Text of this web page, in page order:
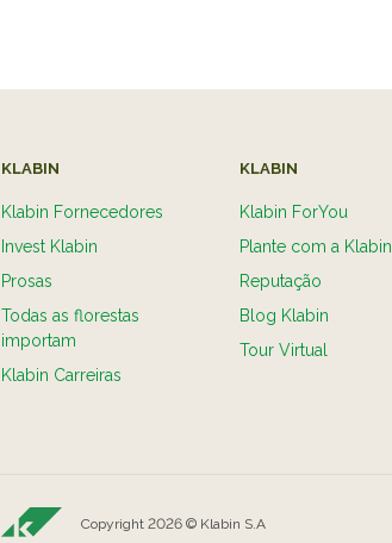
KLABIN
Klabin Fornecedores
Invest Klabin
Prosas
Todas as florestas
importam
Klabin Carreiras
KLABIN
Klabin ForYou
Plante com a Klabin
Reputação
Blog Klabin
Tour Virtual
Copyright 2026 © Klabin S.A